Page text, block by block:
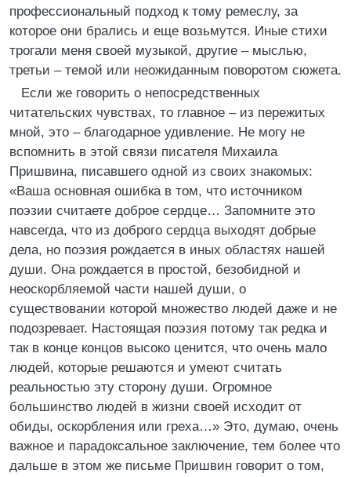
профессиональный подход к тому ремеслу, за
которое они брались и еще возьмутся. Иные стихи
трогали меня своей музыкой, другие – мыслью,
третьи – темой или неожиданным поворотом сюжета.
Если же говорить о непосредственных
читательских чувствах, то главное – из пережитых
мной, это – благодарное удивление. Не могу не
вспомнить в этой связи писателя Михаила
Пришвина, писавшего одной из своих знакомых:
«Ваша основная ошибка в том, что источником
поэзии считаете доброе сердце… Запомните это
навсегда, что из доброго сердца выходят добрые
дела, но поэзия рождается в иных областях нашей
души. Она рождается в простой, безобидной и
неоскорбляемой части нашей души, о
существовании которой множество людей даже и не
подозревает. Настоящая поэзия потому так редка и
так в конце концов высоко ценится, что очень мало
людей, которые решаются и умеют считать
реальностью эту сторону души. Огромное
большинство людей в жизни своей исходит от
обиды, оскорбления или греха…» Это, думаю, очень
важное и парадоксальное заключение, тем более что
дальше в этом же письме Пришвин говорит о том,